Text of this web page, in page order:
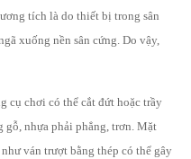
tích là do thiết bị trong sân
xuống nền sân cứng. Do vậy,
cụ chơi có thể cắt đứt hoặc trầy
gỗ, nhựa phải phẳng, trơn. Mặt
ván trượt bằng thép có thể gây